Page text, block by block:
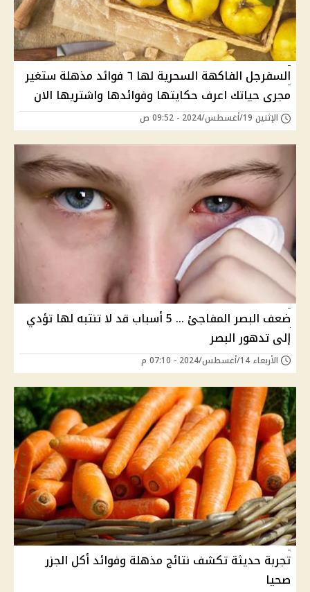
السفرجل الفاكهة السحرية لها ٦ فوائد مذهلة ستغير
مجرى حياتك اعرف حكايتها وفوائدها واشتريها الان
الإثنين 19/أغسطس/2024 - 09:52 ص
ضعف البصر المفاجئ ... 5 أسباب قد لا تنتبه لها تؤدي
إلى تدهور البصر
الأربعاء 14/أغسطس/2024 - 07:10 م
تجربة حديثة تكشف نتائج مذهلة وفوائد أكل الجزر
صحيا